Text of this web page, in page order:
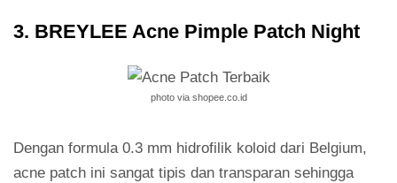
3. BREYLEE Acne Pimple Patch Night
photo via shopee.co.id
Dengan formula 0.3 mm hidrofilik koloid dari Belgium,
acne patch ini sangat tipis dan transparan sehingga